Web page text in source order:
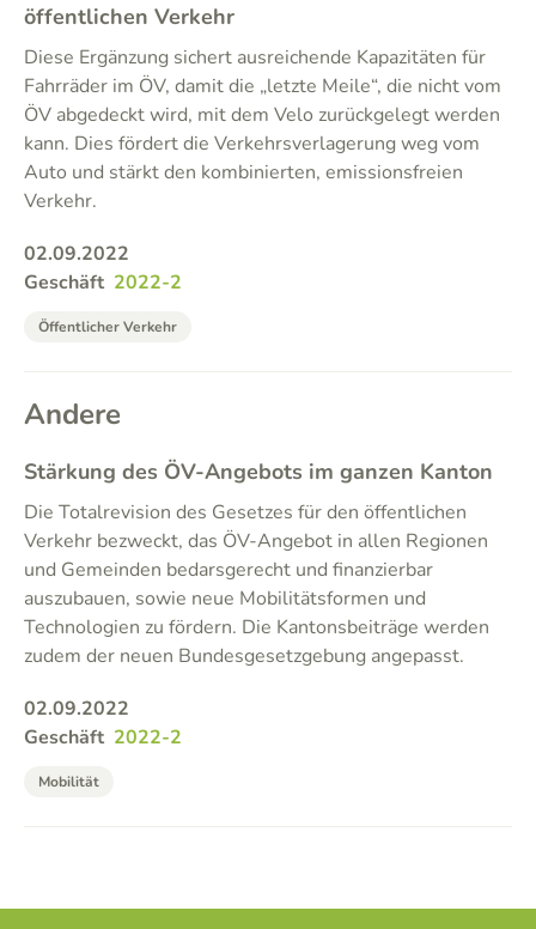
öffentlichen Verkehr
Diese Ergänzung sichert ausreichende Kapazitäten für
Fahrräder im ÖV, damit die „letzte Meile“, die nicht vom
ÖV abgedeckt wird, mit dem Velo zurückgelegt werden
kann. Dies fördert die Verkehrsverlagerung weg vom
Auto und stärkt den kombinierten, emissionsfreien
Verkehr.
02.09.2022
Geschäft 2022-2
Öffentlicher Verkehr
Andere
Stärkung des ÖV-Angebots im ganzen Kanton
Die Totalrevision des Gesetzes für den öffentlichen
Verkehr bezweckt, das ÖV-Angebot in allen Regionen
und Gemeinden bedarsgerecht und finanzierbar
auszubauen, sowie neue Mobilitätsformen und
Technologien zu fördern. Die Kantonsbeiträge werden
zudem der neuen Bundesgesetzgebung angepasst.
02.09.2022
Geschäft 2022-2
Mobilität